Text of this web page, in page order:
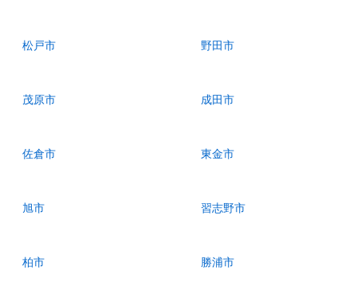
松戸市 野田市
茂原市 成田市
佐倉市 東金市
旭市 習志野市
柏市 勝浦市